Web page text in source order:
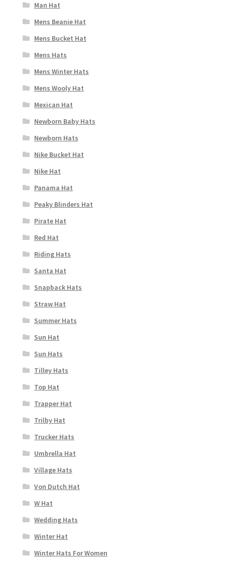
Man Hat
Mens Beanie Hat
Mens Bucket Hat
Mens Hats
Mens Winter Hats
Mens Wooly Hat
Mexican Hat
Newborn Baby Hats
Newborn Hats
Nike Bucket Hat
Nike Hat
Panama Hat
Peaky Blinders Hat
Pirate Hat
Red Hat
Riding Hats
Santa Hat
Snapback Hats
Straw Hat
Summer Hats
Sun Hat
Sun Hats
Tilley Hats
Top Hat
Trapper Hat
Trilby Hat
Trucker Hats
Umbrella Hat
Village Hats
Von Dutch Hat
W Hat
Wedding Hats
Winter Hat
Winter Hats For Women